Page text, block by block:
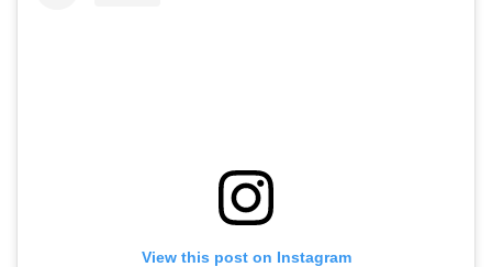
View this post on Instagram